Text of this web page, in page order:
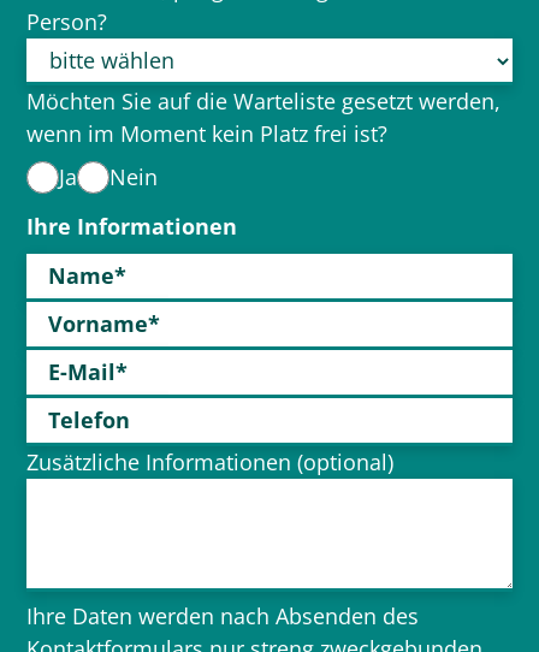
Person?
Möchten Sie auf die Warteliste gesetzt werden,
wenn im Moment kein Platz frei ist?
Ja
Nein
Ihre Informationen
Name*
Vorname*
E-Mail*
Telefon
Zusätzliche Informationen (optional)
Ihre Daten werden nach Absenden des